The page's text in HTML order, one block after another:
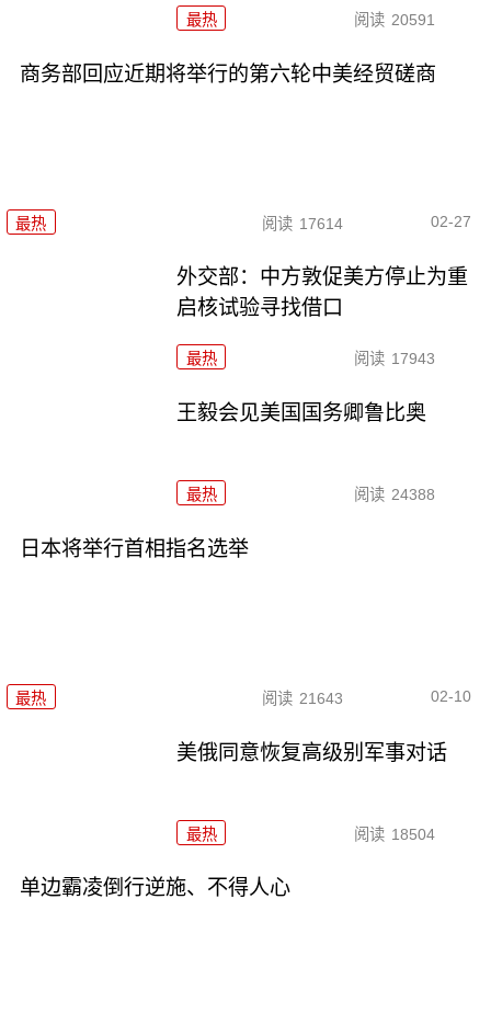
最热 阅读 20591
商务部回应近期将举行的第六轮中美经贸磋商
最热 阅读 17614 02-27
外交部：中方敦促美方停止为重
启核试验寻找借口
最热 阅读 17943
王毅会见美国国务卿鲁比奥
最热 阅读 24388
日本将举行首相指名选举
最热 阅读 21643 02-10
美俄同意恢复高级别军事对话
最热 阅读 18504
单边霸凌倒行逆施、不得人心